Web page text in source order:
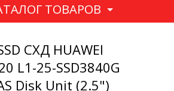
ТОВАРОВ
СХД HUAWEI
L1-25-SSD3840G
Disk Unit (2.5")